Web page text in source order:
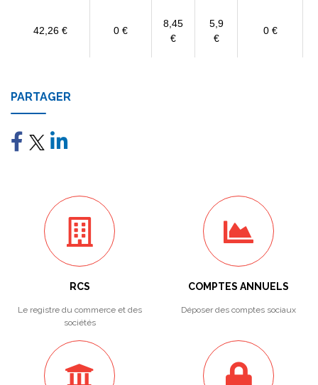
42,26 € 0 €
8,45
€
5,9
€
0 €
PARTAGER
RCS
Le registre du commerce et des
sociétés
COMPTES ANNUELS
Déposer des comptes sociaux